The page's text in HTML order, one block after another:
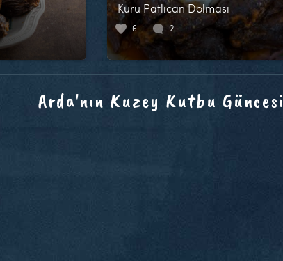
Kuru Patlıcan Dolması
6 2
Arda'nın Kuzey Kutbu Güncesi